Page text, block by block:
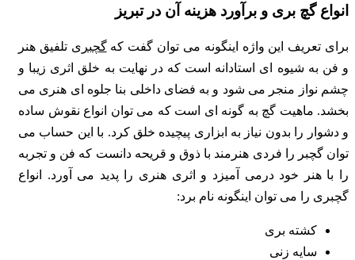
انواع گچ بری و برآورد هزینه آن در تبریز
برای تعریف این واژه اینگونه می توان گفت کهگچبری تلفیق هنر
و فن به شیوه ای استادانه است که در نهایت به خلق اثری زیبا و
چشم نواز منجر می شود و به فضای داخلی بنا جلوه ای هنری می
بخشد. ماهیت گچ به گونه ای است که می توان انواع نقوش ساده
و دشوار را بدون نیاز به ابزاری پیچیده خلق کرد. با این حساب می
توان گچبر را فردی هنرمند با ذوق و قریحه دانست که فن و تجربه
را با هنر خود درمی آمیزد و اثری هنری را پدید می آورد. انواع
گچبری را می توان اینگونه نام برد:
کشته بری
سایه زنی